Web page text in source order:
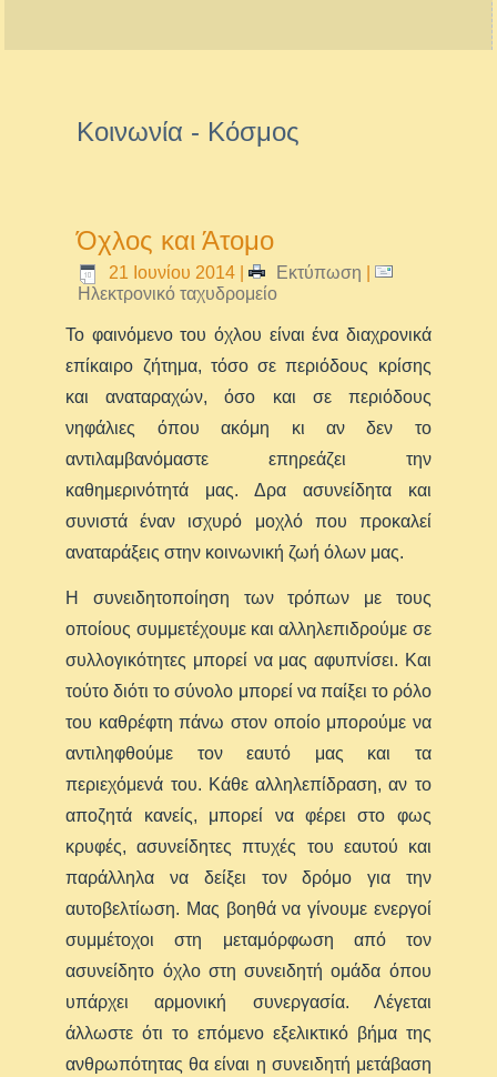
Κοινωνία - Κόσμος
Όχλος και Άτομο
21 Ιουνίου 2014 | Εκτύπωση
Ηλεκτρονικό ταχυδρομείο
Το φαινόμενο του όχλου είναι ένα διαχρονικά
επίκαιρο ζήτημα, τόσο σε περιόδους κρίσης
και αναταραχών, όσο και σε περιόδους
νηφάλιες όπου ακόμη κι αν δεν το
αντιλαμβανόμαστε επηρεάζει την
καθημερινότητά μας. Δρα ασυνείδητα και
συνιστά έναν ισχυρό μοχλό που προκαλεί
αναταράξεις στην κοινωνική ζωή όλων μας.
Η συνειδητοποίηση των τρόπων με τους
οποίους συμμετέχουμε και αλληλεπιδρούμε σε
συλλογικότητες μπορεί να μας αφυπνίσει. Και
τούτο διότι το σύνολο μπορεί να παίξει το ρόλο
του καθρέφτη πάνω στον οποίο μπορούμε να
αντιληφθούμε τον εαυτό μας και τα
περιεχόμενά του. Κάθε αλληλεπίδραση, αν το
αποζητά κανείς, μπορεί να φέρει στο φως
κρυφές, ασυνείδητες πτυχές του εαυτού και
παράλληλα να δείξει τον δρόμο για την
αυτοβελτίωση. Μας βοηθά να γίνουμε ενεργοί
συμμέτοχοι στη μεταμόρφωση από τον
ασυνείδητο όχλο στη συνειδητή ομάδα όπου
υπάρχει αρμονική συνεργασία. Λέγεται
άλλωστε ότι το επόμενο εξελικτικό βήμα της
ανθρωπότητας θα είναι η συνειδητή μετάβαση